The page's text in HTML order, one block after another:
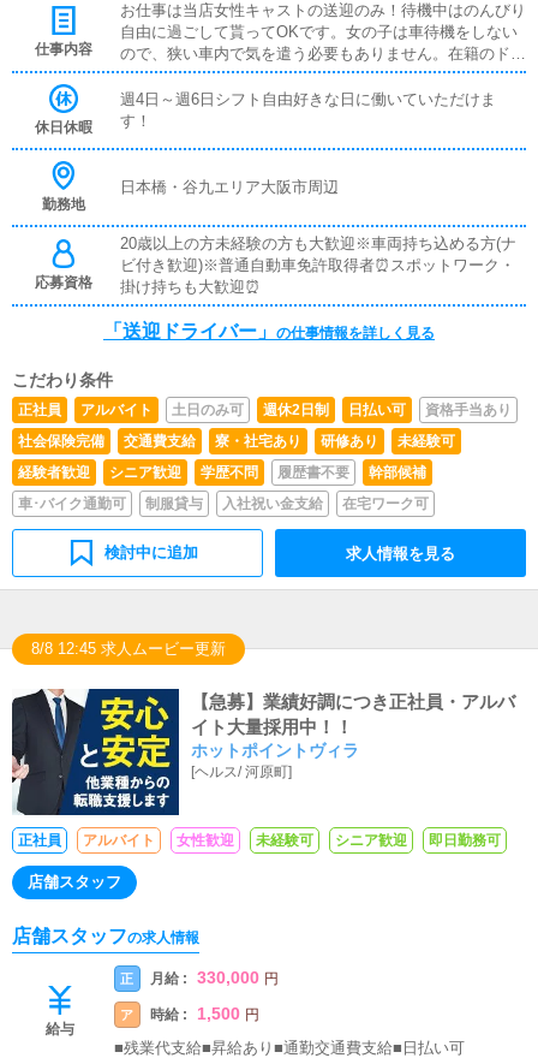
仕事内容
お仕事は当店女性キャストの送迎のみ！待機中はのんびり
自由に過ごして貰ってOKです。女の子は車待機をしない
ので、狭い車内で気を遣う必要もありません。在籍のドラ
イバーは仮眠を取ったり、本を読んだり、スマホゲームや
動画視聴など、有意義に待機してます！様々な女性キャス
トが在籍しており、人間関係を円滑に築けるドライバーさ
休日休暇
週4日～週6日シフト自由好きな日に働いていただけま
す！
勤務地
日本橋・谷九エリア大阪市周辺
応募資格
20歳以上の方未経験の方も大歓迎※車両持ち込める方(ナ
ビ付き歓迎)※普通自動車免許取得者⏰スポットワーク・
掛け持ちも大歓迎⏰
「送迎ドライバー」 の仕事情報を詳しく見る
こだわり条件
正社員 アルバイト 土日のみ可 週休2日制 日払い可
資格手当あり
社会保険完備
交通費支給 寮・社宅あり 研修あり
未経験可
経験者歓迎
シニア歓迎 学歴不問 履歴書不要
幹部候補
車･バイク通勤可
制服貸与 入社祝い金支給 在宅ワーク可
検討中に追加 求人情報を見る
8/8 12:45 求人ムービー更新
【急募】業績好調につき正社員・アルバ
イト大量採用中！！
ホットポイントヴィラ
[ヘルス/河原町]
正社員 アルバイト 女性歓迎 未経験可 シニア歓迎 即日勤務可
店舗スタッフ
店舗スタッフの求人情報
給与
正 月給 : 330,000 円
ア 時給 : 1,500 円
■残業代支給■昇給あり■通勤交通費支給■日払い可